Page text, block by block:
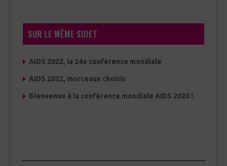
SUR LE MÊME SUJET
AIDS 2022, la 24e conférence mondiale
AIDS 2022, morceaux choisis
Bienvenue à la conférence mondiale AIDS 2020 !